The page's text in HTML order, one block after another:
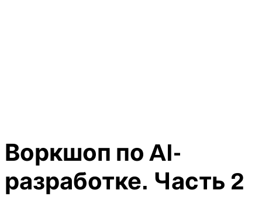
Воркшоп по AI-
разработке. Часть 2